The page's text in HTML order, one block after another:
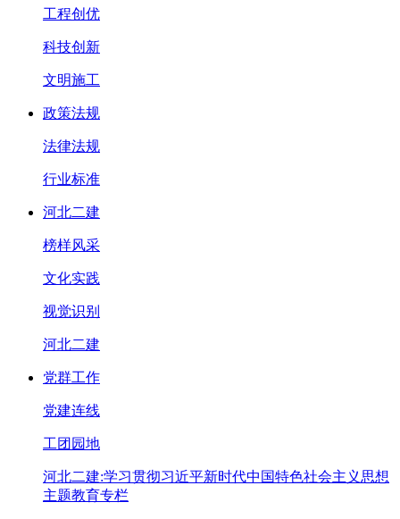
工程创优
科技创新
文明施工
政策法规
法律法规
行业标准
河北二建
榜样风采
文化实践
视觉识别
河北二建
党群工作
党建连线
工团园地
河北二建:学习贯彻习近平新时代中国特色社会主义思想
主题教育专栏